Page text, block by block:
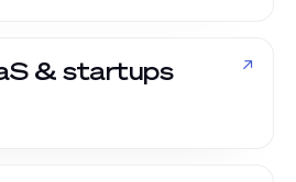
& startups
↗